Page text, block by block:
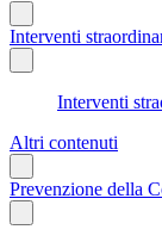
Interventi
Interventi
Altri contenuti
Prevenzione della